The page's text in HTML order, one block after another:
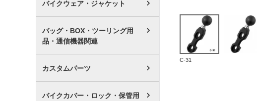
バイクウェア・ジャケット
バッグ・BOX・ツーリング用
品・通信機器関連
カスタムパーツ
バイクカバー・ロック・保管用
C-31